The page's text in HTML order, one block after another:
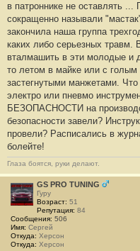
в патроннике не оставлять
сокращенно называли
закончила наша группа
каких либо серьезных травм.
вталмашить в эти молодые и
то летом в майке или с голым
застегнутыми манжетами.
электро или пневмо
БЕЗОПАСНОСТИ на
безопасности завели?
провели? Расписались в
болейте!
Глаза боятся, руки делают.
GS PRO TUNING
Гуру
Возраст: 51
Репутация: 84
Сообщения: 506
Имя: Сергей
Откуда: Херсон
Откуда: Херсон